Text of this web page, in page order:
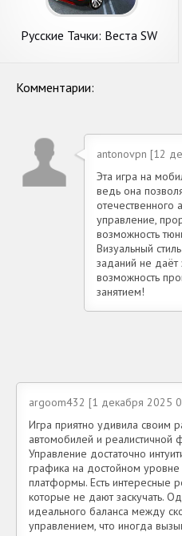
Русские Тачки: Веста SW
Комментарии:
antonovpn [12
Эта игра на
ведь она
отечественного
управление,
возможность
Визуальный
заданий не даёт
возможность
занятием!
argoom432 [1 декабря 2025
Игра приятно удивила своим
автомобилей и реалистичной
Управление достаточно
графика на достойном
платформы. Есть интересные
которые не дают заскучать.
идеального баланса между
управлением, что иногда